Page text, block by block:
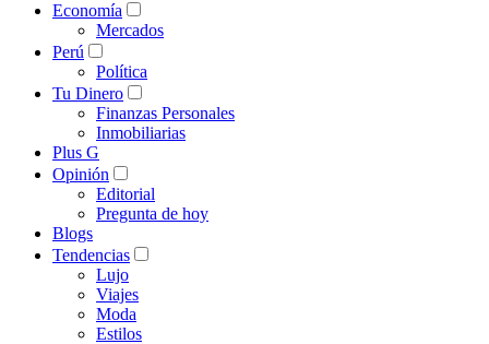
Economía
Mercados
Perú
Política
Tu Dinero
Finanzas Personales
Inmobiliarias
Plus G
Opinión
Editorial
Pregunta de hoy
Blogs
Tendencias
Lujo
Viajes
Moda
Estilos